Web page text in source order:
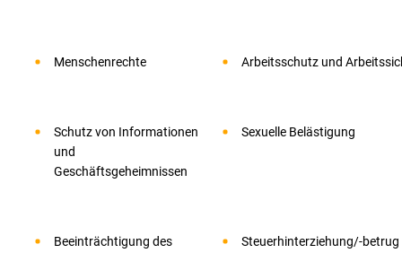
Menschenrechte Arbeitsschutz und
Schutz von Informationen
und
Geschäftsgeheimnissen
Sexuelle Belästigung
Beeinträchtigung des
Steuerhinterziehung/-betrug